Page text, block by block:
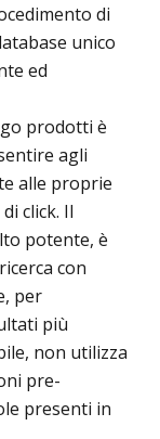
di
unico
ed
prodotti è
agli
alle proprie
click. Il
potente, è
con
per
più
non utilizza
pre-
presenti in